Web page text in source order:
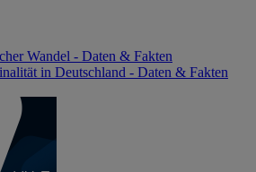
Wandel - Daten & Fakten
in Deutschland - Daten & Fakten